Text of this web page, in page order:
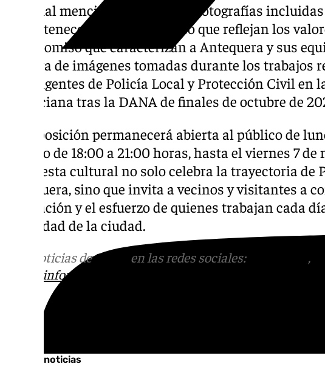
Especial mención merecen dos fotografías
no pertenecen a la ciudad, pero que reflejan los
compromiso que caracterizan a Antequera y sus
Se trata de imágenes tomadas durante los trabajos
contingentes de Policía Local y Protección Civil en
Valenciana tras la DANA de finales de octubre de
La exposición permanecerá abierta al público de
horario de 18:00 a 21:00 horas, hasta el viernes 7 de
propuesta cultural no solo celebra la trayectoria de
Antequera, sino que invita a vecinos y visitantes a
dedicación y el esfuerzo de quienes trabajan cada
seguridad de la ciudad.
Más noticias de101TV en las redes sociales: ,
informativos@101tv.es
Últimas noticias